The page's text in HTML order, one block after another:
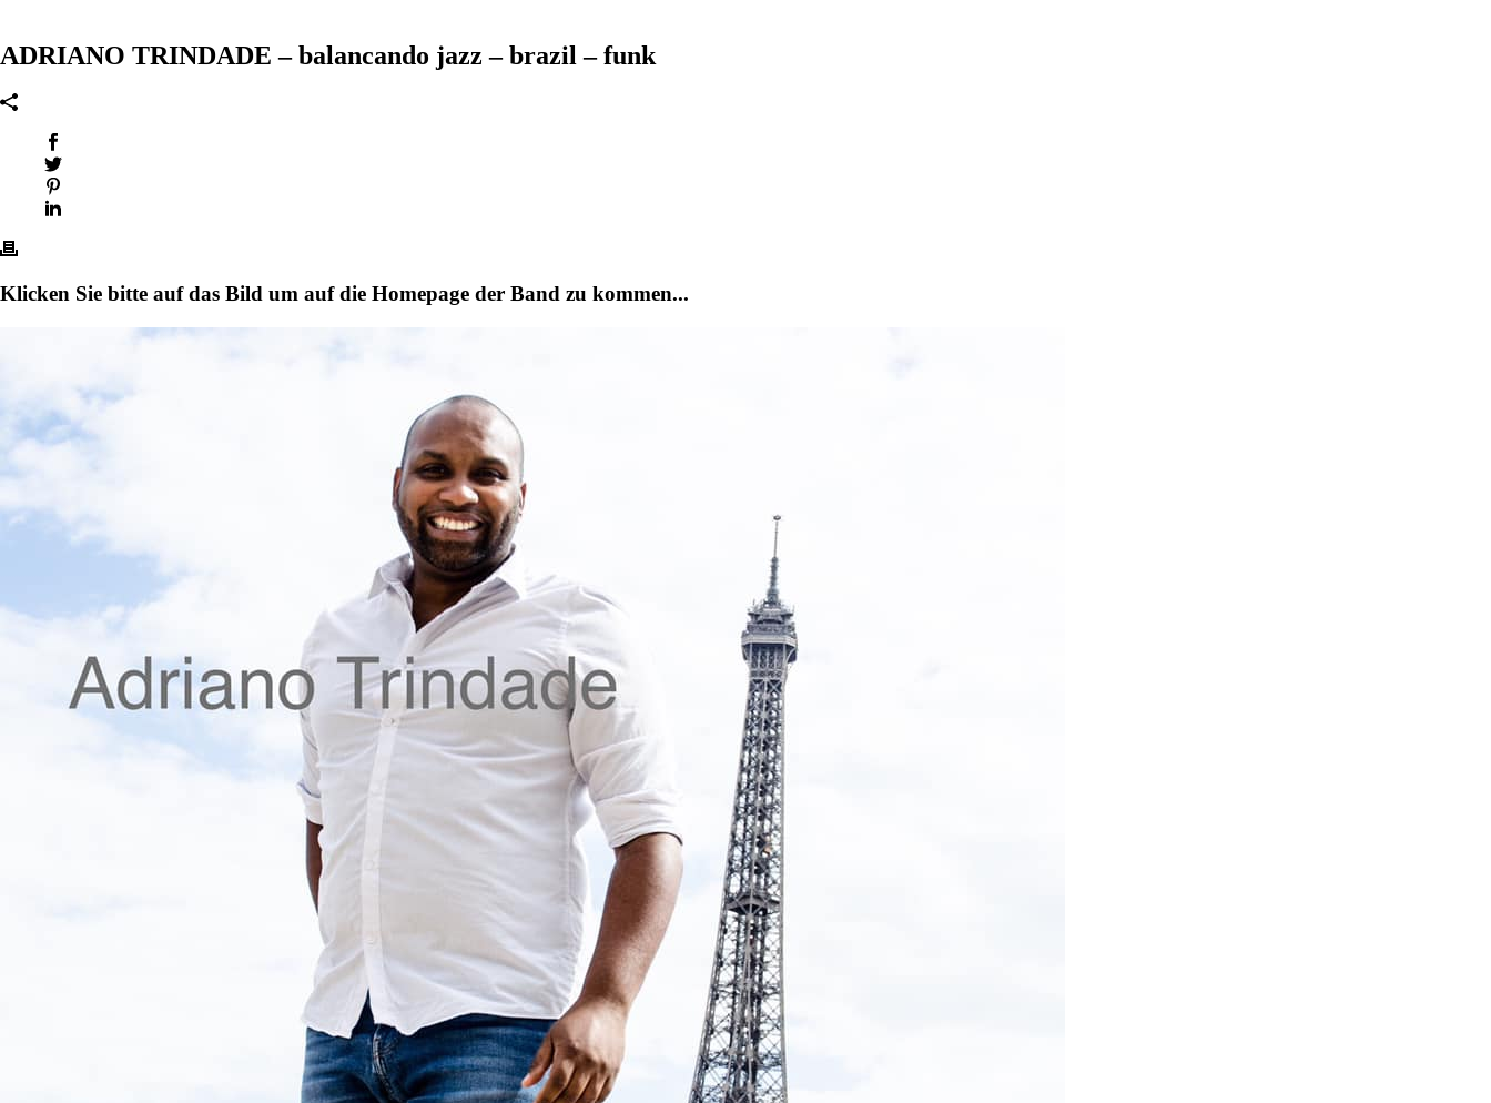
ADRIANO TRINDADE – balancando jazz – brazil – funk
Klicken Sie bitte auf das Bild um auf die Homepage der Band zu kommen...